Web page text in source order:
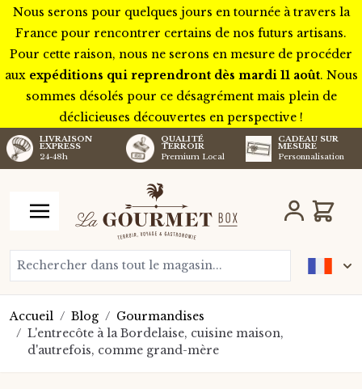
Nous serons pour quelques jours en tournée à travers la
France pour rencontrer certains de nos futurs artisans.
Pour cette raison, nous ne serons en mesure de procéder
aux expéditions qui reprendront dès mardi 11 août. Nous
sommes désolés pour ce désagrément mais plein de
déclicieuses découvertes en perspective !
LIVRAISON
EXPRESS
24-48h
QUALITÉ
TERROIR
Premium Local
CADEAU SUR
MESURE
Personnalisation
Rechercher dans tout le magasin...
Chariot
Accueil / Blog / Gourmandises
/ L'entrecôte à la Bordelaise, cuisine maison,
d'autrefois, comme grand-mère